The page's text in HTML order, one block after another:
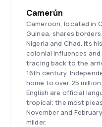
Camerún
Cameroon, located in
Guinea, shares
Nigeria and Chad. Its
colonial influences
tracing back to the
16th century.
home to over 25
English are official
tropical; the most
November and
milder.